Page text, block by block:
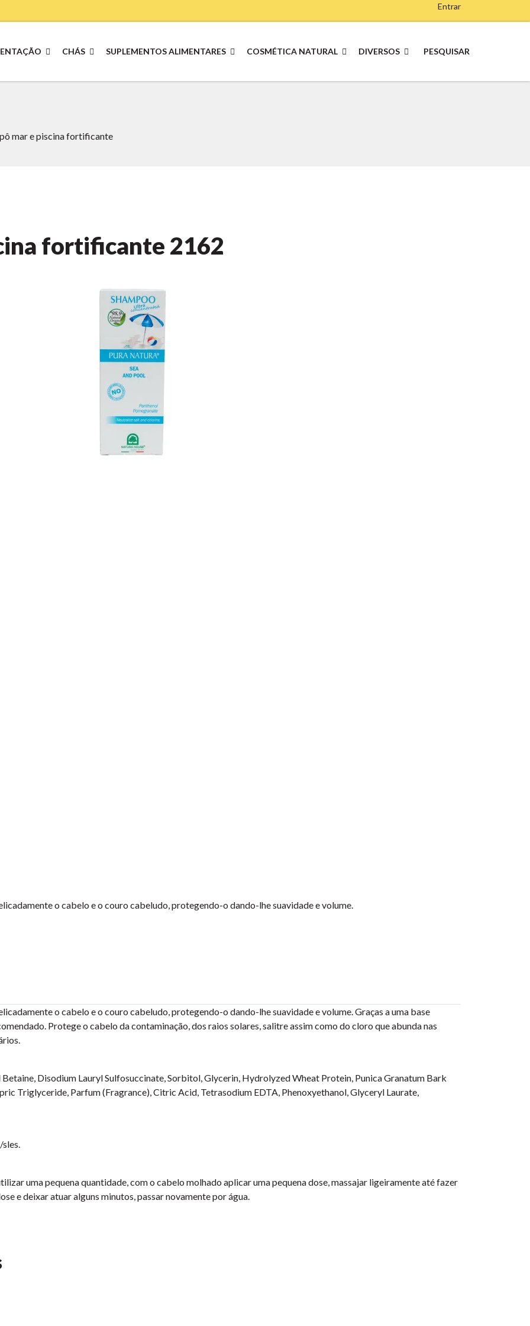
Entrar
CHÁS SUPLEMENTOS ALIMENTARES COSMÉTICA NATURAL DIVERSOS PESQUISAR
mar e piscina fortificante
fortificante 2162
o cabelo e o couro cabeludo, protegendo-o dando-lhe suavidade e volume.
o cabelo e o couro cabeludo, protegendo-o dando-lhe suavidade e volume. Graças a uma base
Protege o cabelo da contaminação, dos raios solares, salitre assim como do cloro que abunda nas
Disodium Lauryl Sulfosuccinate, Sorbitol, Glycerin, Hydrolyzed Wheat Protein, Punica Granatum Bark
Triglyceride, Parfum (Fragrance), Citric Acid, Tetrasodium EDTA, Phenoxyethanol, Glyceryl Laurate,
uma pequena quantidade, com o cabelo molhado aplicar uma pequena dose, massajar ligeiramente até fazer
e deixar atuar alguns minutos, passar novamente por água.